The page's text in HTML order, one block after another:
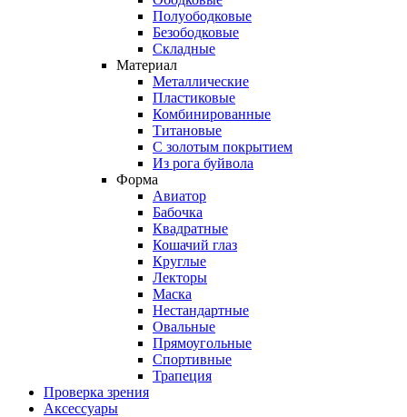
Полуободковые
Безободковые
Складные
Материал
Металлические
Пластиковые
Комбинированные
Титановые
С золотым покрытием
Из рога буйвола
Форма
Авиатор
Бабочка
Квадратные
Кошачий глаз
Круглые
Лекторы
Маска
Нестандартные
Овальные
Прямоугольные
Спортивные
Трапеция
Проверка зрения
Аксессуары